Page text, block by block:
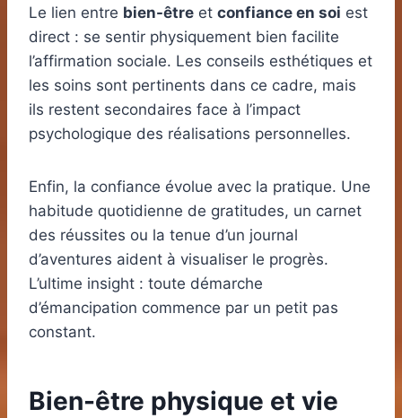
Le lien entre bien-être et confiance en soi est
direct : se sentir physiquement bien facilite
l’affirmation sociale. Les conseils esthétiques et
les soins sont pertinents dans ce cadre, mais
ils restent secondaires face à l’impact
psychologique des réalisations personnelles.
Enfin, la confiance évolue avec la pratique. Une
habitude quotidienne de gratitudes, un carnet
des réussites ou la tenue d’un journal
d’aventures aident à visualiser le progrès.
L’ultime insight : toute démarche
d’émancipation commence par un petit pas
constant.
Bien-être physique et vie